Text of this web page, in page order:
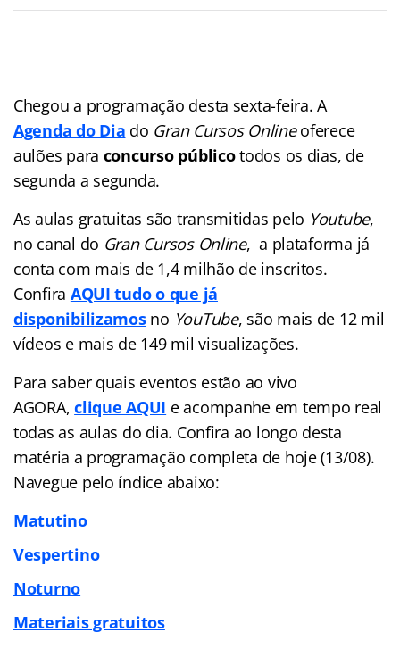
Chegou a programação desta sexta-feira. A
Agenda do Dia do Gran Cursos Onlineoferece
aulões para concurso públicotodos os dias, de
segunda a segunda.
As aulas gratuitas são transmitidas pelo Youtube,
no canal do Gran Cursos Online, a plataforma já
conta com mais de 1,4 milhão de inscritos.
Confira AQUI tudo o que já
disponibilizamosno YouTube, são mais de 12 mil
vídeos e mais de 149 mil visualizações.
Para saber quais eventos estão ao vivo
AGORA,clique AQUI e acompanhe em tempo real
todas as aulas do dia. Confira ao longo desta
matéria a programação completa de hoje (13/08).
Navegue pelo índice abaixo:
Matutino
Vespertino
Noturno
Materiais gratuitos